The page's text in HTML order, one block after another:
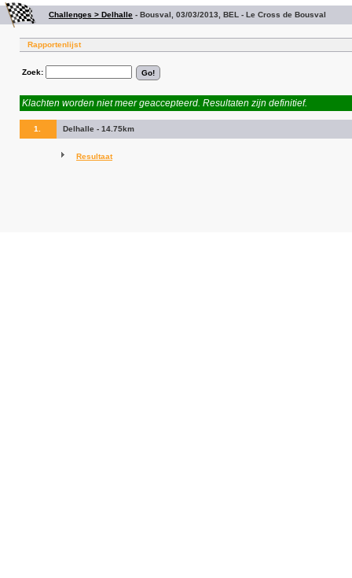
Challenges > Delhalle - Bousval, 03/03/2013, BEL - Le Cross de Bousval
Rapportenlijst
Zoek:
Klachten worden niet meer geaccepteerd. Resultaten zijn definitief.
1. Delhalle - 14.75km
Resultaat